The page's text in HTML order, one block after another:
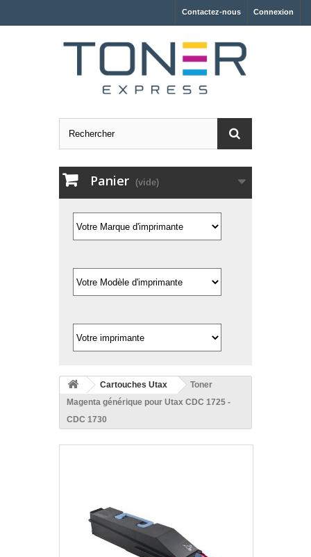
Connexion
Contactez-nous
Panier (vide)
Cartouches Utax
Toner
Magenta générique pour Utax CDC 1725 -
CDC 1730